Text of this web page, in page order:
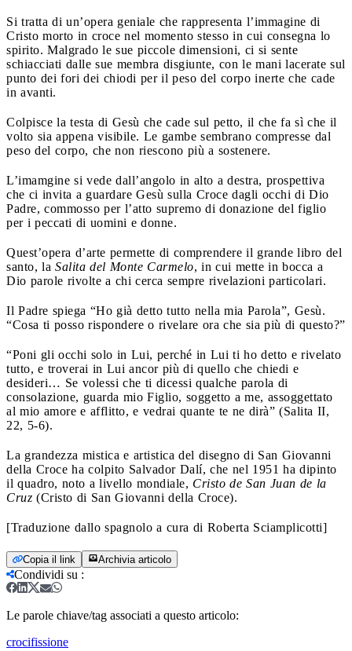
Si tratta di un’opera geniale che rappresenta l’immagine di
Cristo morto in croce nel momento stesso in cui consegna lo
spirito. Malgrado le sue piccole dimensioni, ci si sente
schiacciati dalle sue membra disgiunte, con le mani lacerate sul
punto dei fori dei chiodi per il peso del corpo inerte che cade
in avanti.
Colpisce la testa di Gesù che cade sul petto, il che fa sì che il
volto sia appena visibile. Le gambe sembrano compresse dal
peso del corpo, che non riescono più a sostenere.
L’imamgine si vede dall’angolo in alto a destra, prospettiva
che ci invita a guardare Gesù sulla Croce dagli occhi di Dio
Padre, commosso per l’atto supremo di donazione del figlio
per i peccati di uomini e donne.
Quest’opera d’arte permette di comprendere il grande libro del
santo, la Salita del Monte Carmelo, in cui mette in bocca a
Dio parole rivolte a chi cerca sempre rivelazioni particolari.
Il Padre spiega “Ho già detto tutto nella mia Parola”, Gesù.
“Cosa ti posso rispondere o rivelare ora che sia più di questo?”
“Poni gli occhi solo in Lui, perché in Lui ti ho detto e rivelato
tutto, e troverai in Lui ancor più di quello che chiedi e
desideri… Se volessi che ti dicessi qualche parola di
consolazione, guarda mio Figlio, soggetto a me, assoggettato
al mio amore e afflitto, e vedrai quante te ne dirà” (Salita II,
22, 5-6).
La grandezza mistica e artistica del disegno di San Giovanni
della Croce ha colpito Salvador Dalí, che nel 1951 ha dipinto
il quadro, noto a livello mondiale, Cristo de San Juan de la
Cruz (Cristo di San Giovanni della Croce).
[Traduzione dallo spagnolo a cura di Roberta Sciamplicotti]
Copia il link Archivia articolo
Condividi su :
Le parole chiave/tag associati a questo articolo:
crocifissione